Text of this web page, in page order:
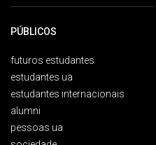
PÚBLICOS
futuros estudantes
estudantes ua
estudantes internacionais
alumni
pessoas ua